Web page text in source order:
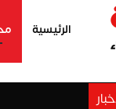
الرئيسية